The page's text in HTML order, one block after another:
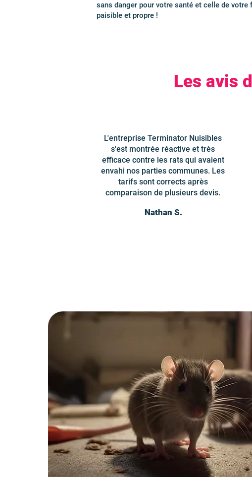
sans danger pour votre santé et celle de
paisible et propre !
Les avis
L'entreprise Terminator Nuisibles
s'est montrée réactive et très
efficace contre les rats qui avaient
envahi nos parties communes. Les
tarifs sont corrects après
comparaison de plusieurs devis.
Nathan S.